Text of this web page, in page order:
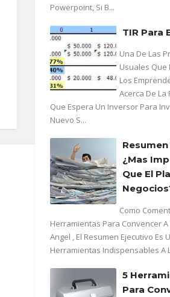
Powerpoint, Si B...
TIR Para
Una De Las
Usuales Que
Los
Acerca De
Que Espera Un Inversor Para
Nuevo S...
¿mas
Que El
Como
Herramientas Para Convencer
Angel , El Resumen Ejecutivo Es
Herramientas Indispensables A
5
Para